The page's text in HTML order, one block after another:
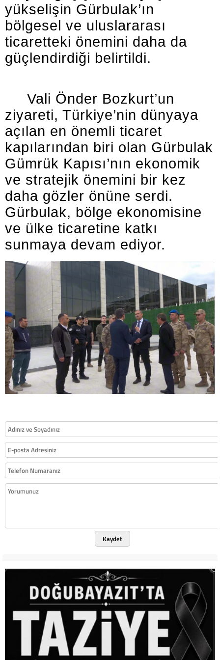
yükselişin Gürbulak’ın
bölgesel ve uluslararası
ticaretteki önemini daha da
güçlendirdiği belirtildi.
Vali Önder Bozkurt’un
ziyareti, Türkiye’nin dünyaya
açılan en önemli ticaret
kapılarından biri olan Gürbulak
Gümrük Kapısı’nın ekonomik
ve stratejik önemini bir kez
daha gözler önüne serdi.
Gürbulak, bölge ekonomisine
ve ülke ticaretine katkı
sunmaya devam ediyor.
Kaydet